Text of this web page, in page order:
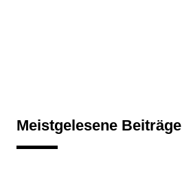
Meistgelesene Beiträge